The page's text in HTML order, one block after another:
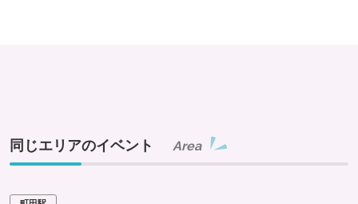
同じエリアのイベント Area